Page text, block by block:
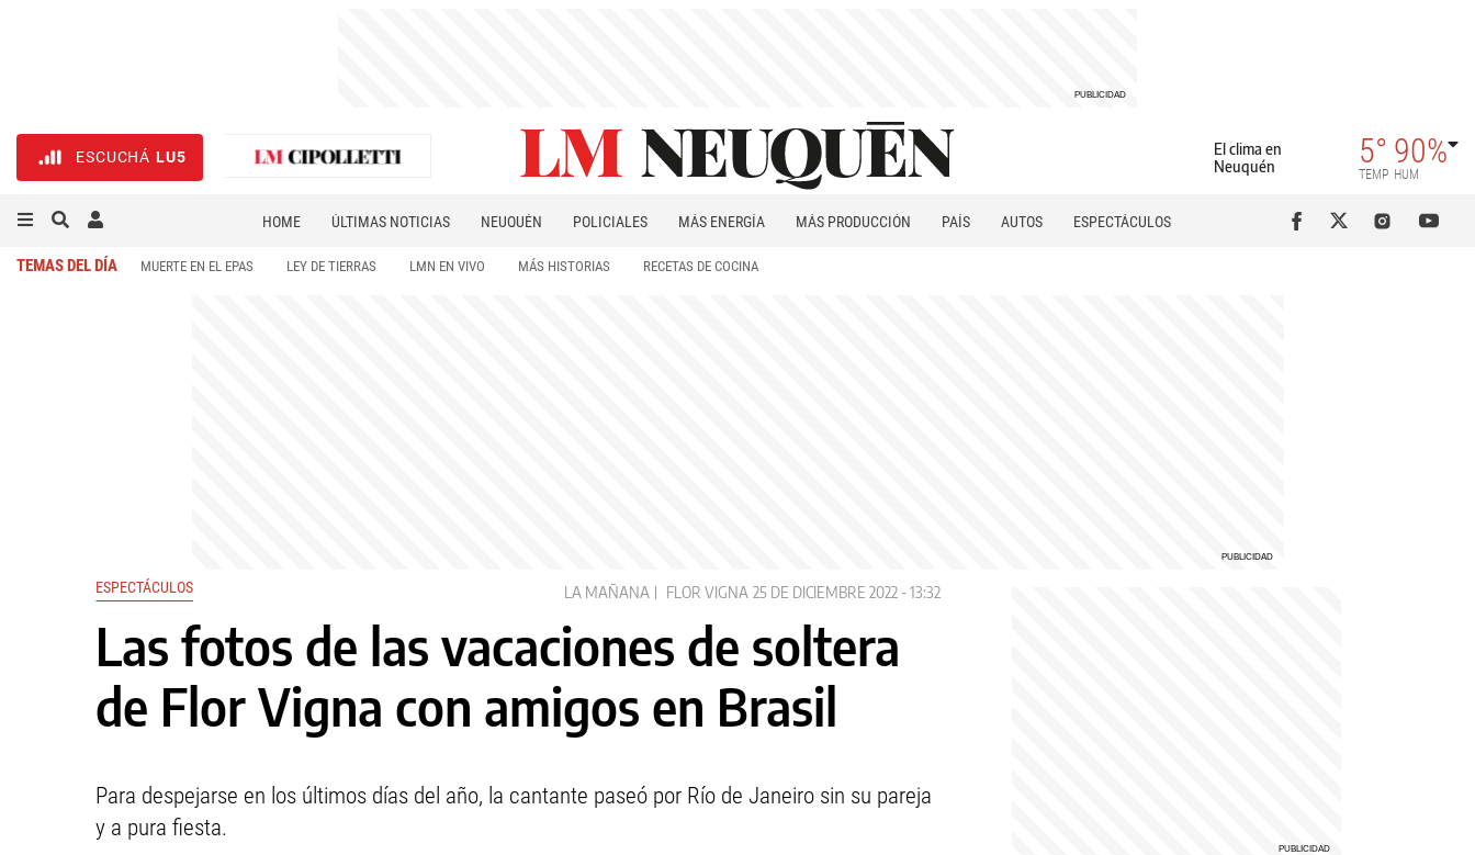
ESCUCHÁ LU5
El clima en
Neuquén
5°
TEMP
90%
HUM
HOME ÚLTIMAS NOTICIAS NEUQUÉN POLICIALES MÁS ENERGÍA MÁS PRODUCCIÓN PAÍS AUTOS
ESPECTÁCULOS
TEMAS DEL DÍA MUERTE EN EL EPAS LEY DE TIERRAS LMN EN VIVO MÁS HISTORIAS RECETAS DE COCINA
ESPECTÁCULOS LA MAÑANA FLOR VIGNA 25 DE DICIEMBRE 2022 - 13:32
Las fotos de las vacaciones de soltera
de Flor Vigna con amigos en Brasil
Para despejarse en los últimos días del año, la cantante paseó por Río de Janeiro sin su pareja
y a pura fiesta.